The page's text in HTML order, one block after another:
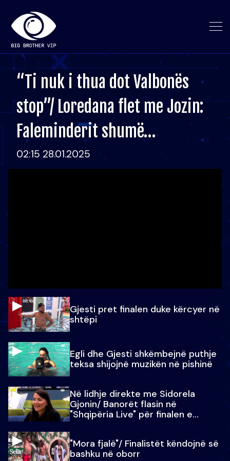
“Ti nuk i thua dot Valbonës
stop”/ Loredana flet me Jozin:
Faleminderit shumë…
02:15 28.01.2025
Gjesti pret finalen duke kërcyer në
shtëpi
Egli dhe Gjesti shkëmbejnë puthje
teksa shijojnë muzikën në pishinë
Në lidhje direkte me Sidorela
Gjonin/ Banorët flasin në
"Shqipëria Live" për finalen e
"Mora fjalë"/ Finalistët këndojnë së
bashku në oborr